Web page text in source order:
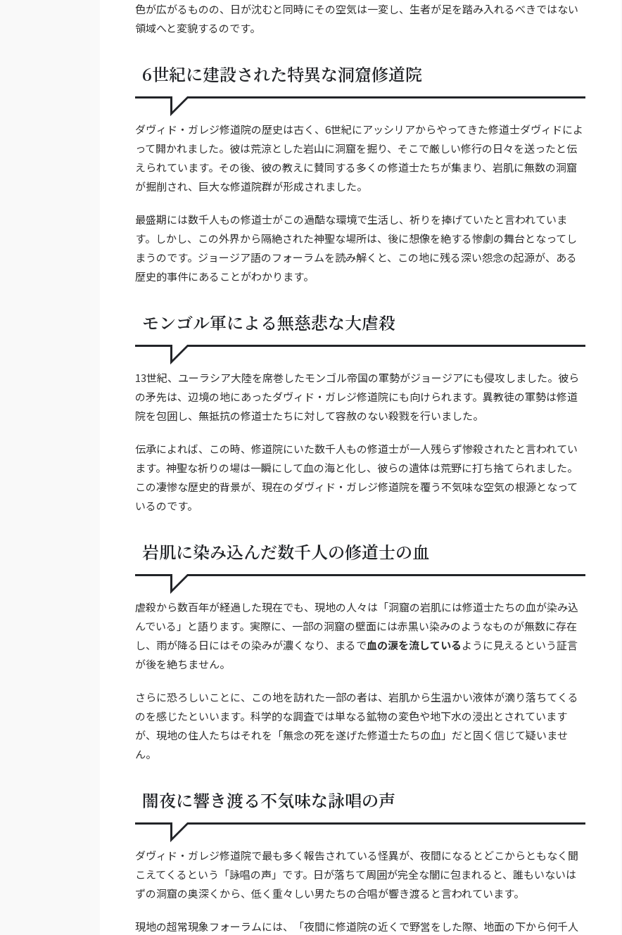
色が広がるものの、日が沈むと同時にその空気は一変し、生者が足を踏み入れるべきではない
領域へと変貌するのです。
6世紀に建設された特異な洞窟修道院
ダヴィド・ガレジ修道院の歴史は古く、6世紀にアッシリアからやってきた修道士ダヴィドによ
って開かれました。彼は荒涼とした岩山に洞窟を掘り、そこで厳しい修行の日々を送ったと伝
えられています。その後、彼の教えに賛同する多くの修道士たちが集まり、岩肌に無数の洞窟
が掘削され、巨大な修道院群が形成されました。
最盛期には数千人もの修道士がこの過酷な環境で生活し、祈りを捧げていたと言われていま
す。しかし、この外界から隔絶された神聖な場所は、後に想像を絶する惨劇の舞台となってし
まうのです。ジョージア語のフォーラムを読み解くと、この地に残る深い怨念の起源が、ある
歴史的事件にあることがわかります。
モンゴル軍による無慈悲な大虐殺
13世紀、ユーラシア大陸を席巻したモンゴル帝国の軍勢がジョージアにも侵攻しました。彼ら
の矛先は、辺境の地にあったダヴィド・ガレジ修道院にも向けられます。異教徒の軍勢は修道
院を包囲し、無抵抗の修道士たちに対して容赦のない殺戮を行いました。
伝承によれば、この時、修道院にいた数千人もの修道士が一人残らず惨殺されたと言われてい
ます。神聖な祈りの場は一瞬にして血の海と化し、彼らの遺体は荒野に打ち捨てられました。
この凄惨な歴史的背景が、現在のダヴィド・ガレジ修道院を覆う不気味な空気の根源となって
いるのです。
岩肌に染み込んだ数千人の修道士の血
虐殺から数百年が経過した現在でも、現地の人々は「洞窟の岩肌には修道士たちの血が染み込
んでいる」と語ります。実際に、一部の洞窟の壁面には赤黒い染みのようなものが無数に存在
し、雨が降る日にはその染みが濃くなり、まるで血の涙を流しているように見えるという証言
が後を絶ちません。
さらに恐ろしいことに、この地を訪れた一部の者は、岩肌から生温かい液体が滴り落ちてくる
のを感じたといいます。科学的な調査では単なる鉱物の変色や地下水の浸出とされています
が、現地の住人たちはそれを「無念の死を遂げた修道士たちの血」だと固く信じて疑いませ
ん。
闇夜に響き渡る不気味な詠唱の声
ダヴィド・ガレジ修道院で最も多く報告されている怪異が、夜間になるとどこからともなく聞
こえてくるという「詠唱の声」です。日が落ちて周囲が完全な闇に包まれると、誰もいないは
ずの洞窟の奥深くから、低く重々しい男たちの合唱が響き渡ると言われています。
現地の超常現象フォーラムには、「夜間に修道院の近くで野営をした際、地面の下から何千人